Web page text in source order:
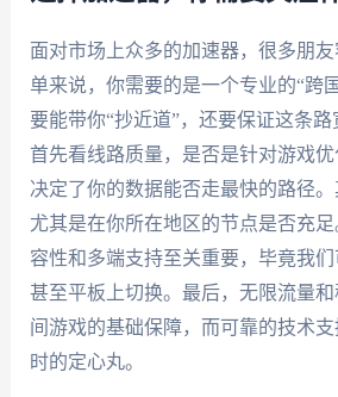
面对市场上众多的加速器，很多朋
单来说，你需要的是一个专业的“跨
要能带你“抄近道”，还要保证这条路
首先看线路质量，是否是针对游戏
决定了你的数据能否走最快的路径。
尤其是在你所在地区的节点是否充
容性和多端支持至关重要，毕竟我
甚至平板上切换。最后，无限流量
间游戏的基础保障，而可靠的技术
时的定心丸。